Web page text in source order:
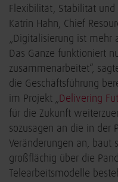
Flexibilität, Stabilität
Katrin Hahn, Chief
„Digitalisierung ist mehr
Das Ganze funktioniert
zusammenarbeitet“,
die Geschäftsführung
im Projekt „ Delivering
für die Zukunft
sozusagen an die in der
Veränderungen an, baut
großflächig über die
Telearbeitsmodelle